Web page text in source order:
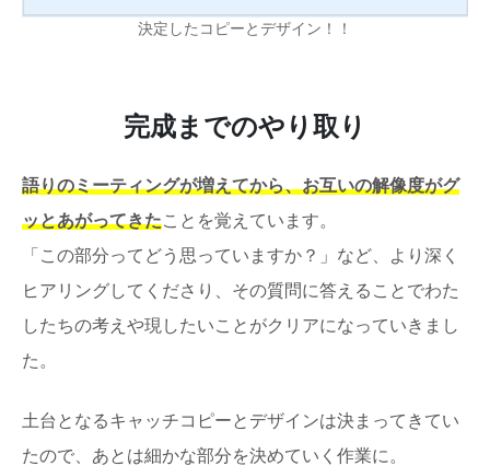
決定したコピーとデザイン！！
完成までのやり取り
語りのミーティングが増えてから、お互いの解像度がグ
ッとあがってきたことを覚えています。
「この部分ってどう思っていますか？」など、より深く
ヒアリングしてくださり、その質問に答えることでわた
したちの考えや現したいことがクリアになっていきまし
た。
土台となるキャッチコピーとデザインは決まってきてい
たので、あとは細かな部分を決めていく作業に。